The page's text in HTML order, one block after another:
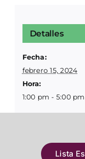
Detalles
Fecha:
febrero 15, 2024
Hora:
1:00 pm - 5:00 pm
Lista